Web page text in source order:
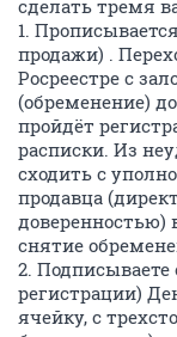
сделать тремя
1.
продажи) .
Росреестре с
(обременение)
пройдёт
расписки. Из
сходить с
продавца
доверенностью)
снятие
2.
регистрации)
ячейку, с